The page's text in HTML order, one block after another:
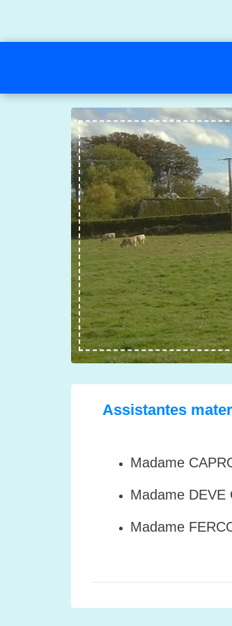
Assistantes
Madame
Madame DEVE
Madame